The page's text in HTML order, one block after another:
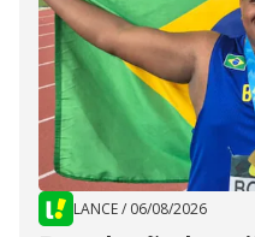
LANCE/ 06/08/2026